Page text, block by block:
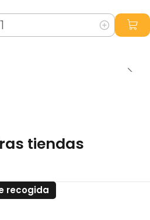
tiendas
recogida